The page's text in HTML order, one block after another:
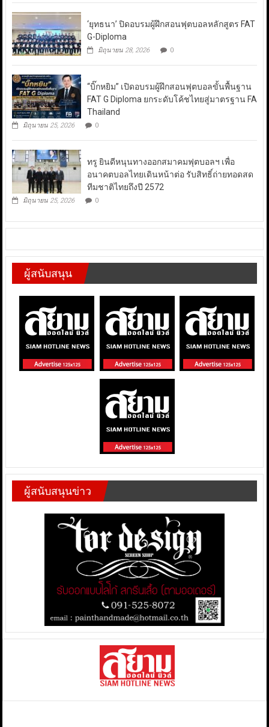
‘ยุทธนา’ ปิดอบรมผู้ฝึกสอนฟุตบอลหลักสูตร FAT
G-Diploma
มิถุนายน 28, 2026 0
“บิ๊กหยิม” เปิดอบรมผู้ฝึกสอนฟุตบอลขั้นพื้นฐาน
FAT G Diploma ยกระดับโค้ชไทยสู่มาตรฐาน FA
Thailand
มิถุนายน 25, 2026 0
ทรู ยินดีหนุนทางออกสมาคมฟุตบอลฯ เพื่อ
อนาคตบอลไทยเดินหน้าต่อ รับสิทธิ์ถ่ายทอดสด
ทีมชาติไทยถึงปี 2572
มิถุนายน 25, 2026 0
ผู้สนับสนุน
ผู้สนับสนุนข่าว